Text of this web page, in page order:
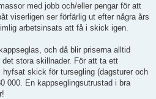
med jobb och/eller pengar för att
viserligen ser förfärlig ut efter några års
arbetsinsats att få i skick igen.
och då blir priserna alltid
stora skillnader. För att ta ett
skick för tursegling (dagsturer och
000. En kappseglingsutrustad i bra